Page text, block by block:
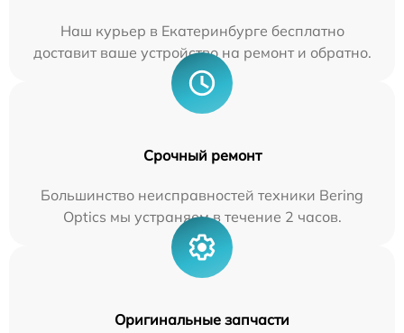
Наш курьер в Екатеринбурге бесплатно
доставит ваше устройство на ремонт и обратно.
Срочный ремонт
Большинство неисправностей техники Bering
Optics мы устраняем в течение 2 часов.
Оригинальные запчасти